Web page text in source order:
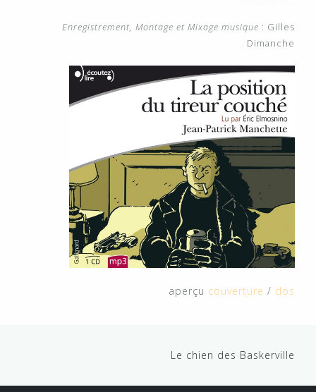
Enregistrement, Montage et Mixage musique : Gilles
Dimanche
aperçu couverture / dos
Reading
Le chien des Baskerville